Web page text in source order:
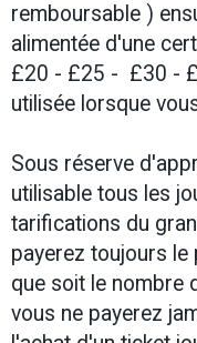
remboursable )
alimentée d'une
£20 - £25 - £30 -
utilisée lorsque
Sous réserve
utilisable tous les
tarifications du
payerez toujours le
que soit le nombre
vous ne payerez